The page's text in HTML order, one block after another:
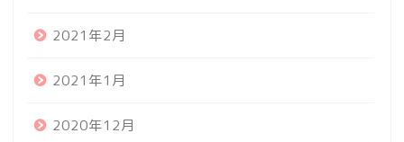
2021年2月
2021年1月
2020年12月